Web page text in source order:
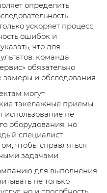
определить
ускоряет процесс,
ошибок и
что для
команда
обязательно
замеры и обследования.
могут
такелажные приемы.
не
оборудования, но
специалист
чтобы справляться
задачами.
для выполнения
не только